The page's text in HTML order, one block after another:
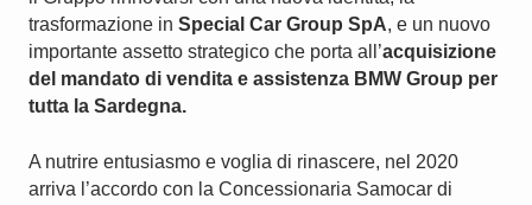
trasformazione in Special Car Group SpA, e un nuovo
importante assetto strategico che porta all’acquisizione
del mandato di vendita e assistenza BMW Group per
tutta la Sardegna.
A nutrire entusiasmo e voglia di rinascere, nel 2020
arriva l’accordo con la Concessionaria Samocar di